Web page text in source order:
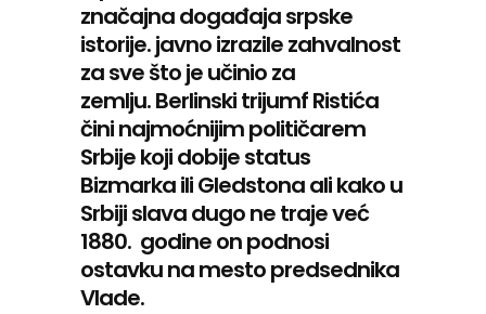
značajna događaja srpske
istorije. javno izrazile zahvalnost
za sve što je učinio za
zemlju. Berlinski trijumf Ristića
čini najmoćnijim političarem
Srbije koji dobije status
Bizmarka ili Gledstona ali kako u
Srbiji slava dugo ne traje već
1880. godine on podnosi
ostavku na mesto predsednika
Vlade.